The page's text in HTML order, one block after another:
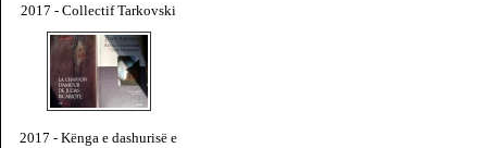
2017 - Collectif Tarkovski
2017 - Kënga e dashurisë e